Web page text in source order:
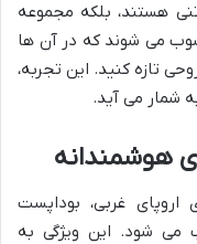
هستند، بلکه مجموعه
می شوند که در آن ها
تازه کنید. این تجربه،
شمار می آید.
هوشمندانه
غربی، بوداپست
شود. این ویژگی به